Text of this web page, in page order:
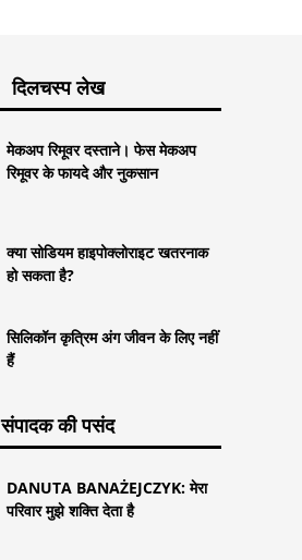
दिलचस्प लेख
मेकअप रिमूवर दस्ताने। फेस मेकअप
रिमूवर के फायदे और नुकसान
क्या सोडियम हाइपोक्लोराइट खतरनाक
हो सकता है?
सिलिकॉन कृत्रिम अंग जीवन के लिए नहीं
हैं
संपादक की पसंद
DANUTA BANAŻEJCZYK: मेरा
परिवार मुझे शक्ति देता है